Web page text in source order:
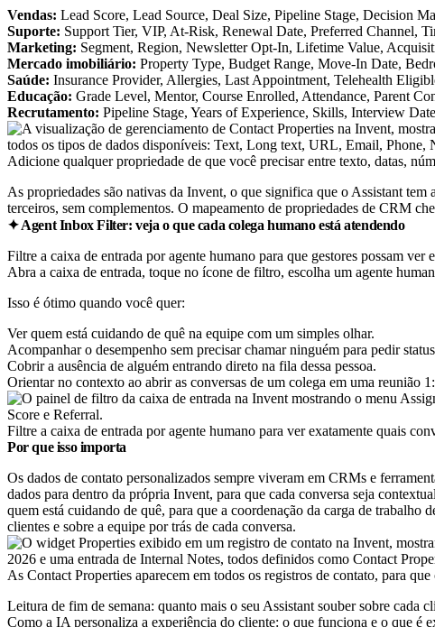
Vendas: Lead Score, Lead Source, Deal Size, Pipeline Stage, Decision
Suporte: Support Tier, VIP, At-Risk, Renewal Date, Preferred Channel,
Marketing: Segment, Region, Newsletter Opt-In, Lifetime Value,
Mercado imobiliário: Property Type, Budget Range, Move-In Date,
Saúde: Insurance Provider, Allergies, Last Appointment, Telehealth
Educação: Grade Level, Mentor, Course Enrolled, Attendance, Parent
Recrutamento: Pipeline Stage, Years of Experience, Skills, Interview
Adicione qualquer propriedade de que você precisar entre texto, datas,
As propriedades são nativas da Invent, o que significa que o Assistant tem
terceiros, sem complementos. O mapeamento de propriedades de CRM
✦ Agent Inbox Filter: veja o que cada colega humano está atendendo
Filtre a caixa de entrada por agente humano para que gestores possam
Abra a caixa de entrada, toque no ícone de filtro, escolha um agente
Isso é ótimo quando você quer:
Ver quem está cuidando de quê na equipe com um simples olhar.
Acompanhar o desempenho sem precisar chamar ninguém para pedir
Cobrir a ausência de alguém entrando direto na fila dessa pessoa.
Orientar no contexto ao abrir as conversas de um colega em uma reunião
Filtre a caixa de entrada por agente humano para ver exatamente quais
Por que isso importa
Os dados de contato personalizados sempre viveram em CRMs e
dados para dentro da própria Invent, para que cada conversa seja
quem está cuidando de quê, para que a coordenação da carga de trabalho
clientes e sobre a equipe por trás de cada conversa.
As Contact Properties aparecem em todos os registros de contato, para
Leitura de fim de semana: quanto mais o seu Assistant souber sobre cada
Como a IA personaliza a experiência do cliente: o que funciona e o que é